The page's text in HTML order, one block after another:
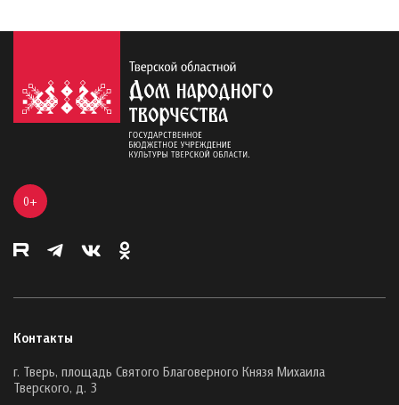
0+
Контакты
г. Тверь, площадь Святого Благоверного Князя Михаила
Тверского, д. 3